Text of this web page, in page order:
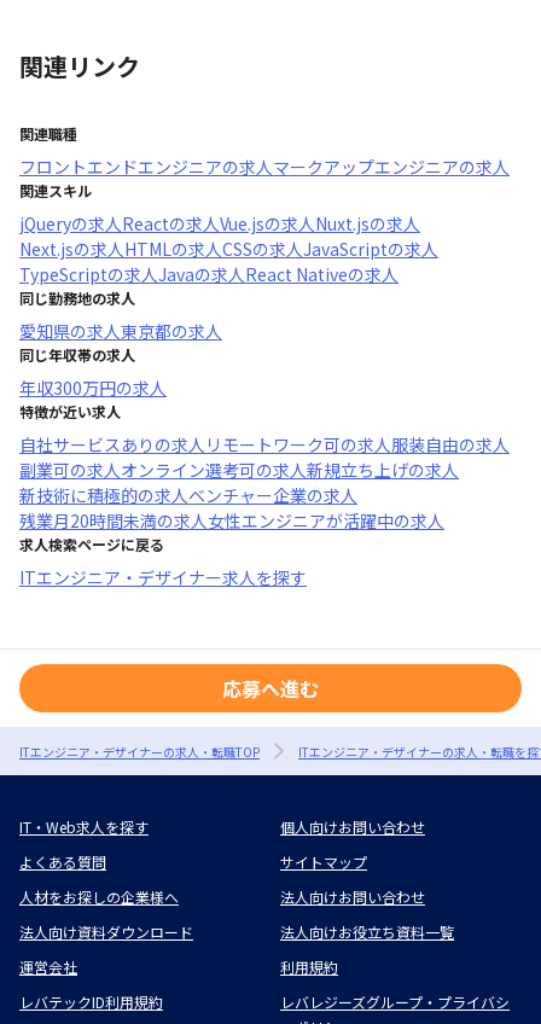
関連リンク
関連職種
フロントエンドエンジニアの求人マークアップエンジニアの求人
関連スキル
jQueryの求人Reactの求人Vue.jsの求人Nuxt.jsの求人
Next.jsの求人HTMLの求人CSSの求人JavaScriptの求人
TypeScriptの求人Javaの求人React Nativeの求人
同じ勤務地の求人
愛知県の求人東京都の求人
同じ年収帯の求人
年収300万円の求人
特徴が近い求人
自社サービスあり の求人 リモートワーク可の求人服装自由の求人
副業可の求人オンライン選考可の求人新規立ち上げの求人
新技術に積極的の求人ベンチャー企業の求人
残業月20時間未満の求人女性エンジニアが活躍中の求人
求人検索ページに戻る
ITエンジニア・デザイナー求人を探す
応募へ進む
ITエンジニア・デザイナーの求人・転職TOP ITエンジニア・デザイナーの求人・転職を
IT・Web求人を探す
個人向けお問い合わせ
よくある質問
サイトマップ
人材をお探しの企業様へ
法人向けお問い合わせ
法人向け資料ダウンロード
法人向けお役立ち資料一覧
運営会社
利用規約
レバテックID利用規約
レバレジーズグループ・プライバシ